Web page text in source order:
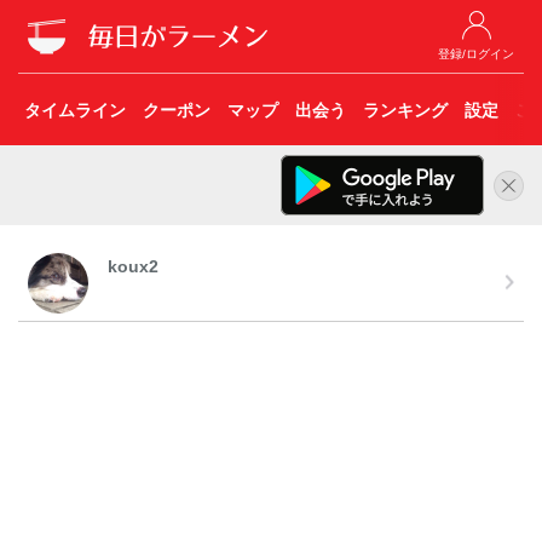
登録/ログイン
タイムライン クーポン マップ 出会う ランキング 設定 こ
koux2